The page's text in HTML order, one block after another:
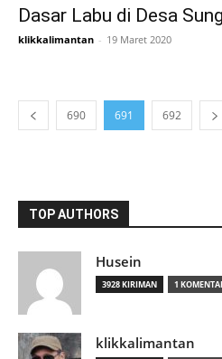
Dasar Labu di Desa
klikkalimantan - 19 Maret 2020
690 691 692
TOP AUTHORS
Husein
3928 KIRIMAN 1
klikkalimantan